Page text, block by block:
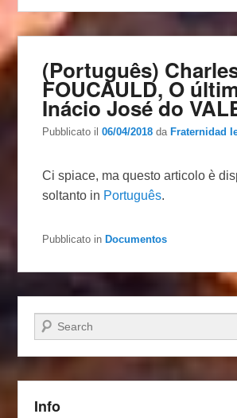
(Português)
FOUCAULD, O
Inácio José do
Pubblicato il06/04/2018 da Fraternidad
Ci spiace, ma questo articolo è
soltanto in Português.
Pubblicato in Documentos
Cerca
Info